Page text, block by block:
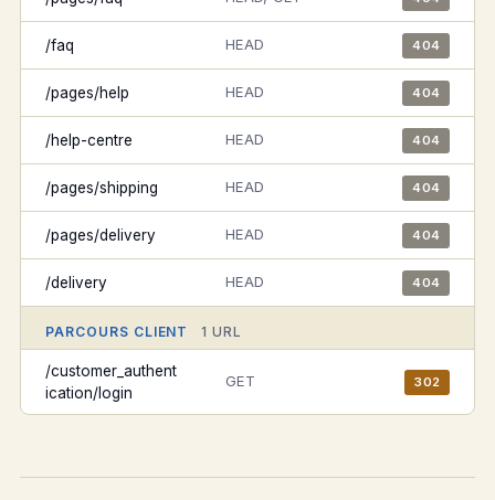
/faq HEAD 404
/pages/help HEAD 404
/help-centre HEAD 404
/pages/shipping HEAD 404
/pages/delivery HEAD 404
/delivery HEAD 404
PARCOURS CLIENT 1 URL
/customer_authent
ication/login
GET 302